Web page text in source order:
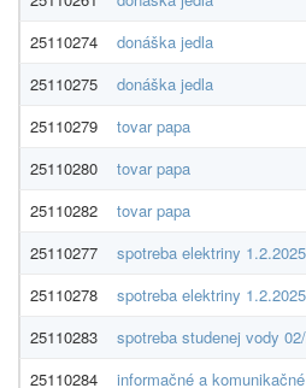
25110274
donáška jedla
25110275
donáška jedla
25110279
tovar papa
25110280
tovar papa
25110282
tovar papa
25110277
spotreba elektriny
25110278
spotreba elektriny
25110283
spotreba studenej vody
25110284
informačné a